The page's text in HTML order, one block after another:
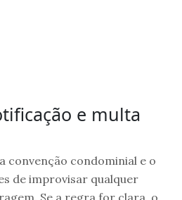
e multa
convenção condominial e o
de improvisar qualquer
Se a regra for clara, o